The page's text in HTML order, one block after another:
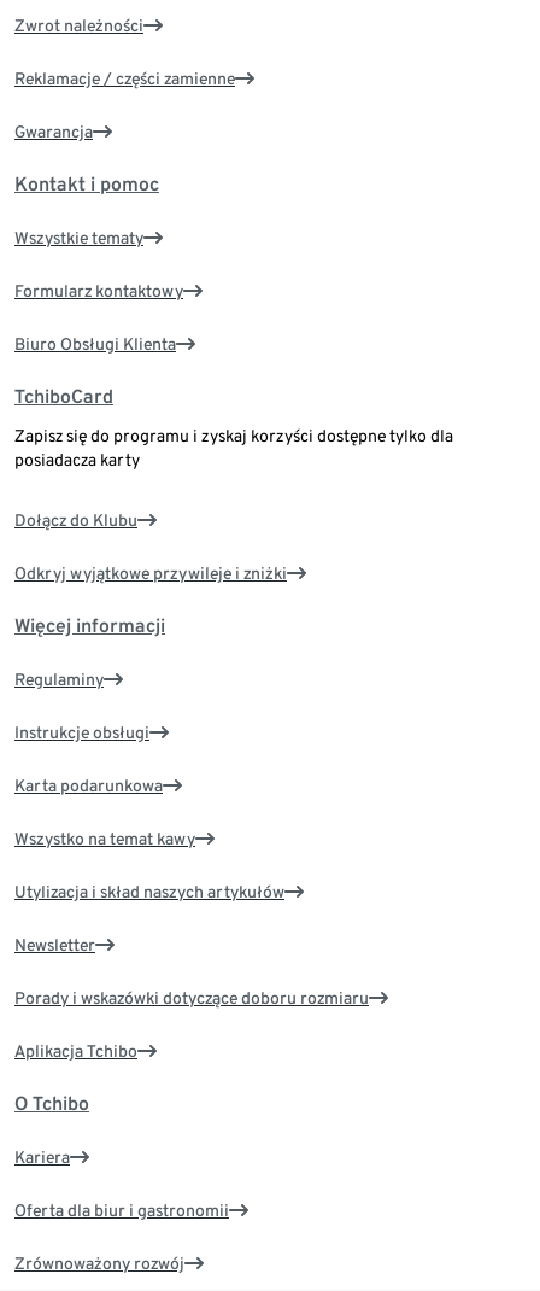
Zwrot należności
Reklamacje / części zamienne
Gwarancja
Kontakt i pomoc
Wszystkie tematy
Formularz kontaktowy
Biuro Obsługi Klienta
TchiboCard
Zapisz się do programu i zyskaj korzyści dostępne tylko dla
posiadacza karty
Dołącz do Klubu
Odkryj wyjątkowe przywileje i zniżki
Więcej informacji
Regulaminy
Instrukcje obsługi
Karta podarunkowa
Wszystko na temat kawy
Utylizacja i skład naszych artykułów
Newsletter
Porady i wskazówki dotyczące doboru rozmiaru
Aplikacja Tchibo
O Tchibo
Kariera
Oferta dla biur i gastronomii
Zrównoważony rozwój